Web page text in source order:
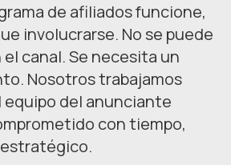
de afiliados funcione,
involucrarse. No se puede
canal. Se necesita un
Nosotros trabajamos
equipo del anunciante
con tiempo,